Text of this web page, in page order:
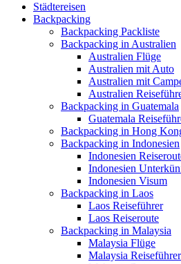
Städtereisen
Backpacking
Backpacking Packliste
Backpacking in Australien
Australien Flüge
Australien mit Auto
Australien mit
Australien
Backpacking in Guatemala
Guatemala
Backpacking in Hong
Backpacking in Indonesien
Indonesien
Indonesien
Indonesien Visum
Backpacking in Laos
Laos Reiseführer
Laos Reiseroute
Backpacking in Malaysia
Malaysia Flüge
Malaysia Reiseführer